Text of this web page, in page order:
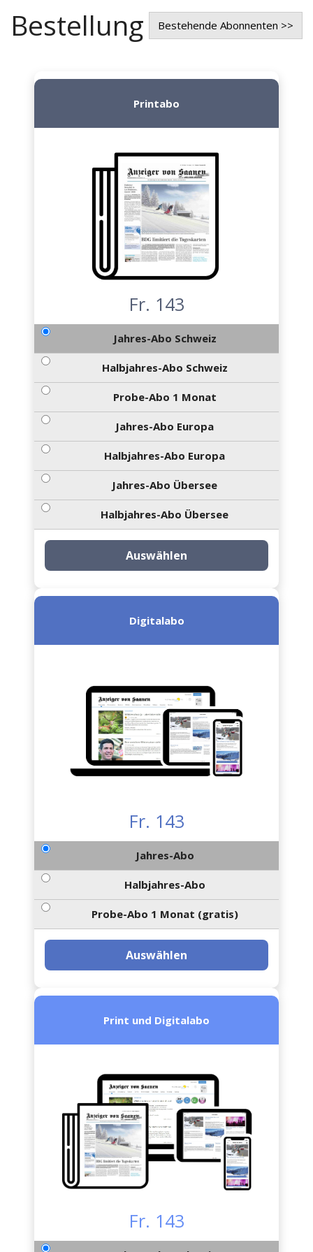
Bestellung Bestehende Abonnenten >>
Printabo
Fr. 143
Jahres-Abo Schweiz
Halbjahres-Abo Schweiz
Probe-Abo 1 Monat
Jahres-Abo Europa
Halbjahres-Abo Europa
Jahres-Abo Übersee
Halbjahres-Abo Übersee
Auswählen
Digitalabo
Fr. 143
Jahres-Abo
Halbjahres-Abo
Probe-Abo 1 Monat (gratis)
Auswählen
Print und Digitalabo
Fr. 143